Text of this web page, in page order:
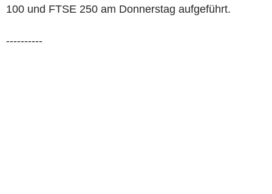
100 und FTSE 250 am Donnerstag aufgeführt.
----------